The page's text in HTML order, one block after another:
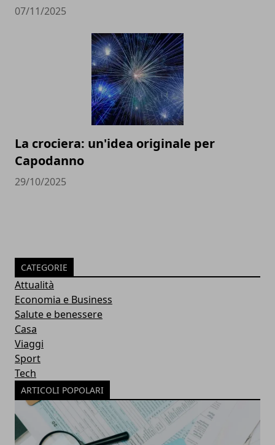
07/11/2025
La crociera: un'idea originale per
Capodanno
29/10/2025
CATEGORIE
Attualità
Economia e Business
Salute e benessere
Casa
Viaggi
Sport
Tech
ARTICOLI POPOLARI